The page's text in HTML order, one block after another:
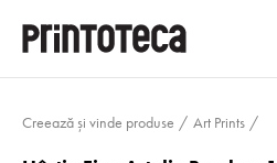
Creează și vinde produse Art Prints